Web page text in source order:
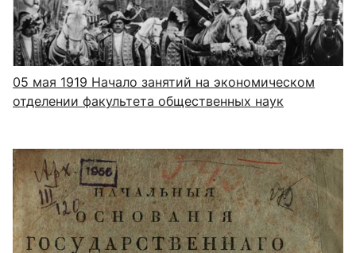
05 мая 1919 Начало занятий на экономическом
отделении факультета общественных наук